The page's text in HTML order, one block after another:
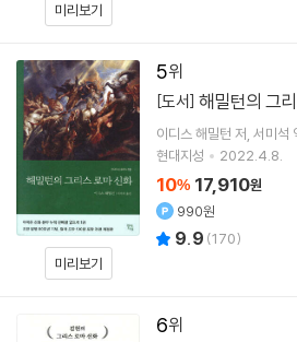
미리보기
5
미리보기
[도서] 해밀턴의 그
이디스 해밀턴 저 서미석
현대지성
2022.4.8.
10% 17,910원
990원
9.9 (170)
6